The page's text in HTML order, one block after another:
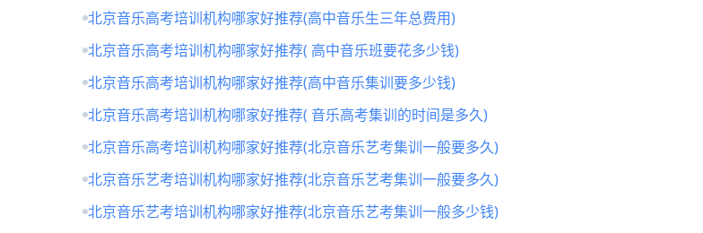
北京音乐高考培训机构哪家好推荐(高中音乐生三年总费用)
北京音乐高考培训机构哪家好推荐( 高中音乐班要花多少钱)
北京音乐高考培训机构哪家好推荐(高中音乐集训要多少钱)
北京音乐高考培训机构哪家好推荐( 音乐高考集训的时间是多久)
北京音乐高考培训机构哪家好推荐(北京音乐艺考集训一般要多久)
北京音乐艺考培训机构哪家好推荐(北京音乐艺考集训一般要多久)
北京音乐艺考培训机构哪家好推荐(北京音乐艺考集训一般多少钱)